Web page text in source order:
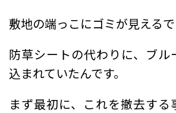
敷地の端っこにゴミが見える
防草シートの代わりに、ブル
込まれていたんです。
まず最初に、これを撤去する